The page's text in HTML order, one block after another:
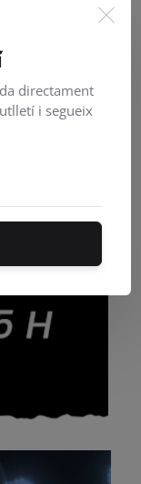
directament
i segueix